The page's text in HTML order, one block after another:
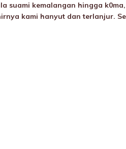
suami kemaIangan hingga
kami hanyut dan terIanjur.